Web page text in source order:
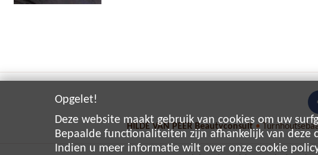
HILDE VAN PEER Beautyconsult •
Opgelet!
Deze website maakt gebruik van cookies om uw
Bepaalde functionaliteiten zijn afhankelijk van deze
Indien u meer informatie wilt over onze cookie